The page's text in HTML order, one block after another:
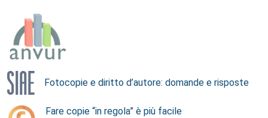
Fotocopie e diritto d’autore: domande e risposte
Fare copie “in regola” è più facile